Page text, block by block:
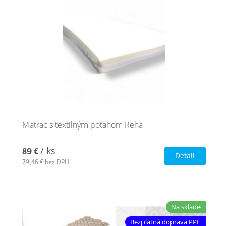
Matrac s textilným poťahom Reha
89 €/ ks
79,46 € bez DPH
Detail
Na sklade
Bezplatná doprava PPL